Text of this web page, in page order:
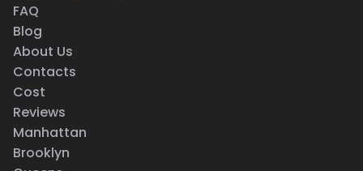
FAQ
Blog
About Us
Contacts
Cost
Reviews
Manhattan
Brooklyn